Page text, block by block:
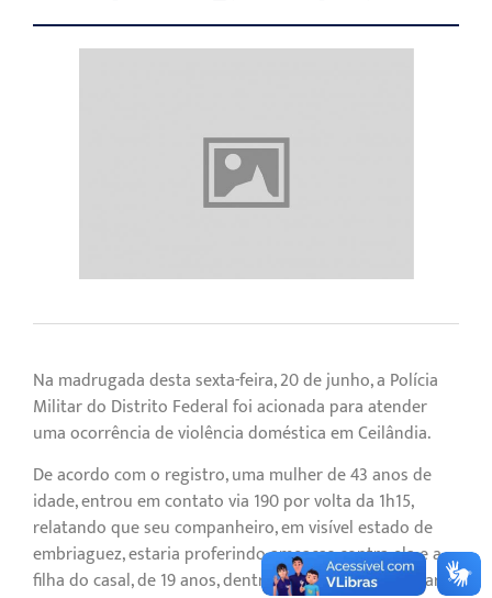
Na madrugada desta sexta-feira, 20 de junho, a Polícia
Militar do Distrito Federal foi acionada para atender
uma ocorrência de violência doméstica em Ceilândia.
De acordo com o registro, uma mulher de 43 anos de
idade, entrou em contato via 190 por volta da 1h15,
relatando que seu companheiro, em visível estado de
embriaguez, estaria proferindo ameaças contra ela e a
filha do casal, de 19 anos, dentro da residência familiar.